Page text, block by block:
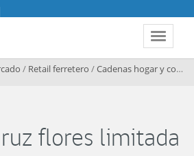
Toggle
/ Retail ferretero /Cadenas hogar y construccion
compartir
flores limitada